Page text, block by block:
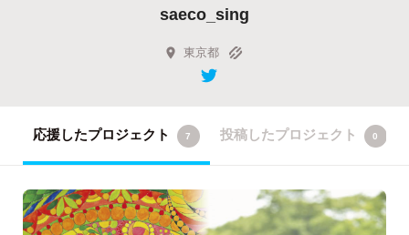
saeco_sing
東京都
応援したプロジェクト 7 投稿したプロジェクト 0